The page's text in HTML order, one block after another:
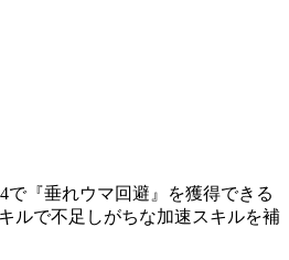
で『垂れウマ回避』を獲得できる
ルで不足しがちな加速スキルを補